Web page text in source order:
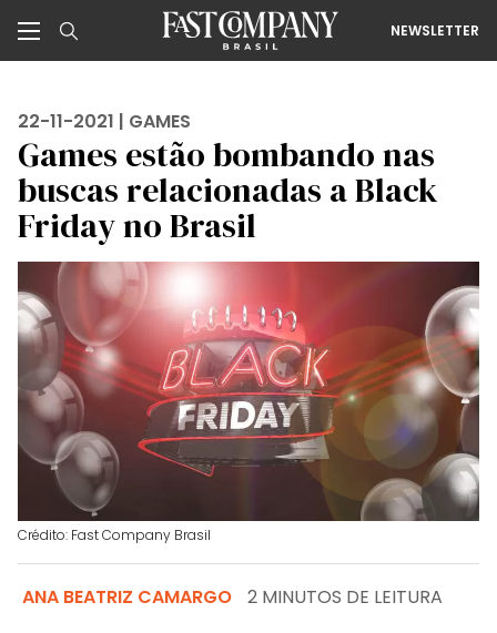
NEWSLETTER
22-11-2021 | GAMES
Games estão bombando nas
buscas relacionadas a Black
Friday no Brasil
Crédito: Fast Company Brasil
ANA BEATRIZ CAMARGO 2 MINUTOS DE LEITURA